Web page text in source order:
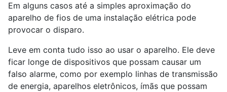
Em alguns casos até a simples aproximação do
aparelho de fios de uma instalação elétrica pode
provocar o disparo.
Leve em conta tudo isso ao usar o aparelho. Ele deve
ficar longe de dispositivos que possam causar um
falso alarme, como por exemplo linhas de transmissão
de energia, aparelhos eletrônicos, ímãs que possam